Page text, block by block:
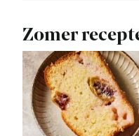
Zomer